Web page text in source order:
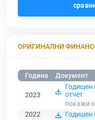
ОРИГИНАЛНИ
Година Документ
2023
Годишен
отчет
покажи
2022
Годишен